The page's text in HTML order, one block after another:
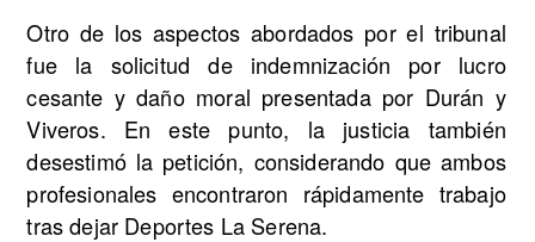
Otro de los aspectos abordados por el tribunal
fue la solicitud de indemnización por lucro
cesante y daño moral presentada por Durán y
Viveros. En este punto, la justicia también
desestimó la petición, considerando que ambos
profesionales encontraron rápidamente trabajo
tras dejar Deportes La Serena.